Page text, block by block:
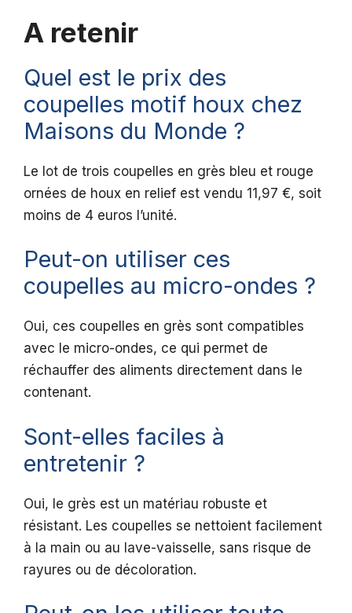
A retenir
Quel est le prix des
coupelles motif houx chez
Maisons du Monde ?
Le lot de trois coupelles en grès bleu et rouge
ornées de houx en relief est vendu 11,97 €, soit
moins de 4 euros l’unité.
Peut-on utiliser ces
coupelles au micro-ondes ?
Oui, ces coupelles en grès sont compatibles
avec le micro-ondes, ce qui permet de
réchauffer des aliments directement dans le
contenant.
Sont-elles faciles à
entretenir ?
Oui, le grès est un matériau robuste et
résistant. Les coupelles se nettoient facilement
à la main ou au lave-vaisselle, sans risque de
rayures ou de décoloration.